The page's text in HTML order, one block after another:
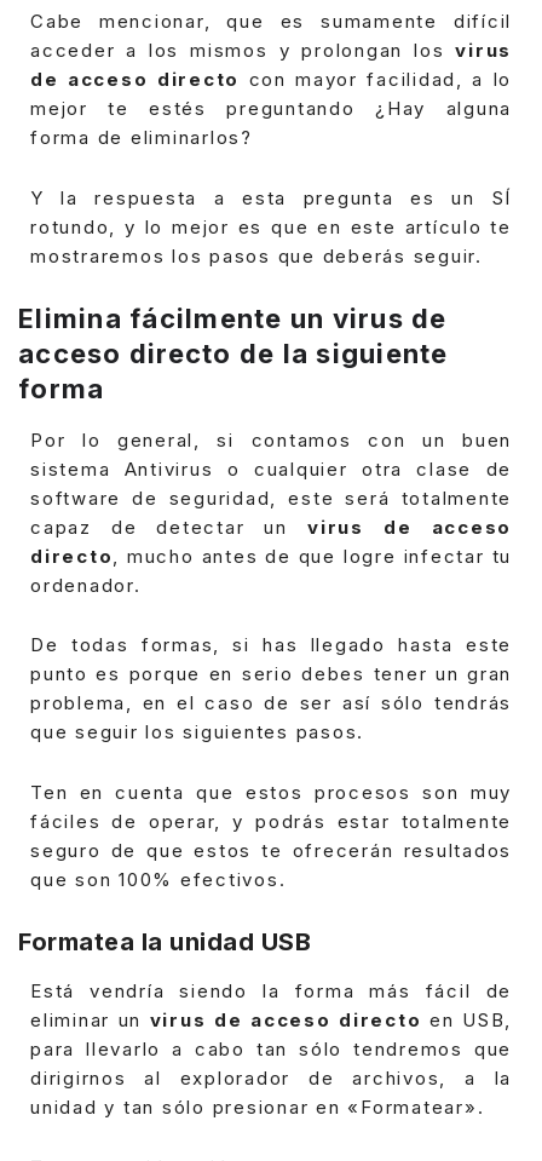
Cabe mencionar, que es sumamente difícil
acceder a los mismos y prolongan losvirus
de acceso directo con mayor facilidad, a lo
mejor te estés preguntando ¿Hay alguna
forma de eliminarlos?
Y la respuesta a esta pregunta es un SÍ
rotundo, y lo mejor es que en este artículo te
mostraremos los pasos que deberás seguir.
Elimina fácilmente un virus de
acceso directo de la siguiente
forma
Por lo general, si contamos con un buen
sistema Antivirus o cualquier otra clase de
software de seguridad, este será totalmente
capaz de detectar unvirus de acceso
directo
, mucho antes de que logre infectar tu
ordenador.
De todas formas, si has llegado hasta este
punto es porque en serio debes tener un gran
problema, en el caso de ser así sólo tendrás
que seguir los siguientes pasos.
Ten en cuenta que estos procesos son muy
fáciles de operar, y podrás estar totalmente
seguro de que estos te ofrecerán resultados
que son 100% efectivos.
Formatea la unidad USB
Está vendría siendo la forma más fácil de
eliminar un virus de acceso directo en USB,
para llevarlo a cabo tan sólo tendremos que
dirigirnos al explorador de archivos, a la
unidad y tan sólo presionar en «Formatear».